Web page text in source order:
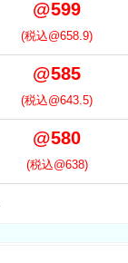
@599
(税込@658.9)
@585
(税込@643.5)
@580
(税込@638)